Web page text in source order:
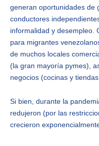
generan oportunidades de
conductores
informalidad y desempleo.
para migrantes
de muchos locales
(la gran mayoría pymes),
negocios (cocinas y tiendas
Si bien, durante la
redujeron (por las
crecieron